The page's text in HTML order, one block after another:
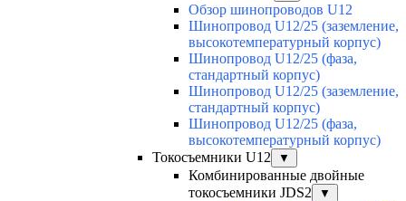
Обзор шинопроводов U12
Шинопровод U12/25 (заземление,
высокотемпературный корпус)
Шинопровод U12/25 (фаза,
стандартный корпус)
Шинопровод U12/25 (заземление,
стандартный корпус)
Шинопровод U12/25 (фаза,
высокотемпературный корпус)
Токосъемники U12
▼
Комбинированные двойные
токосъемники JDS2
▼